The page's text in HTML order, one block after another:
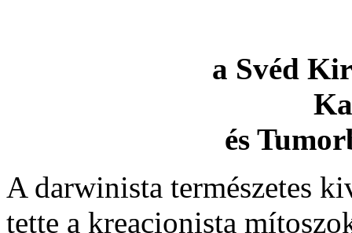
a Svéd
és
A darwinista természetes
tette a kreacionista